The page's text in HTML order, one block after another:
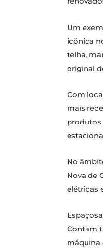
Um
icónica
telha,
original
Com
mais
produtos
No
Nova de
elétricas
Contam
máquina